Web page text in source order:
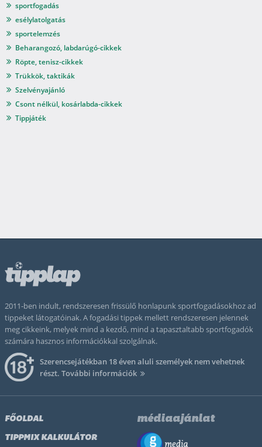
sportfogadás
esélylatolgatás
sportelemzés
Beharangozó, labdarúgó-cikkek
Röpte, tenisz-cikkek
Trükkök, taktikák
Szelvényajánló
Csont nélkül, kosárlabda-cikkek
Tippjáték
2011-ben indult, rendszeresen frissülő honlapunk sportfogadásokhoz ad
tippeket látogatóinak. A fogadási tippek mellett rendszeresen jelennek
meg cikkeink, melyek mind a kezdő, mind a tapasztaltabb sportfogadók
számára hasznos információkkal szolgálnak.
Szerencsejátékban 18 éven aluli személyek nem vehetnek
részt. További információk
FŐOLDAL
TIPPMIX KALKULÁTOR
médiaajánlat